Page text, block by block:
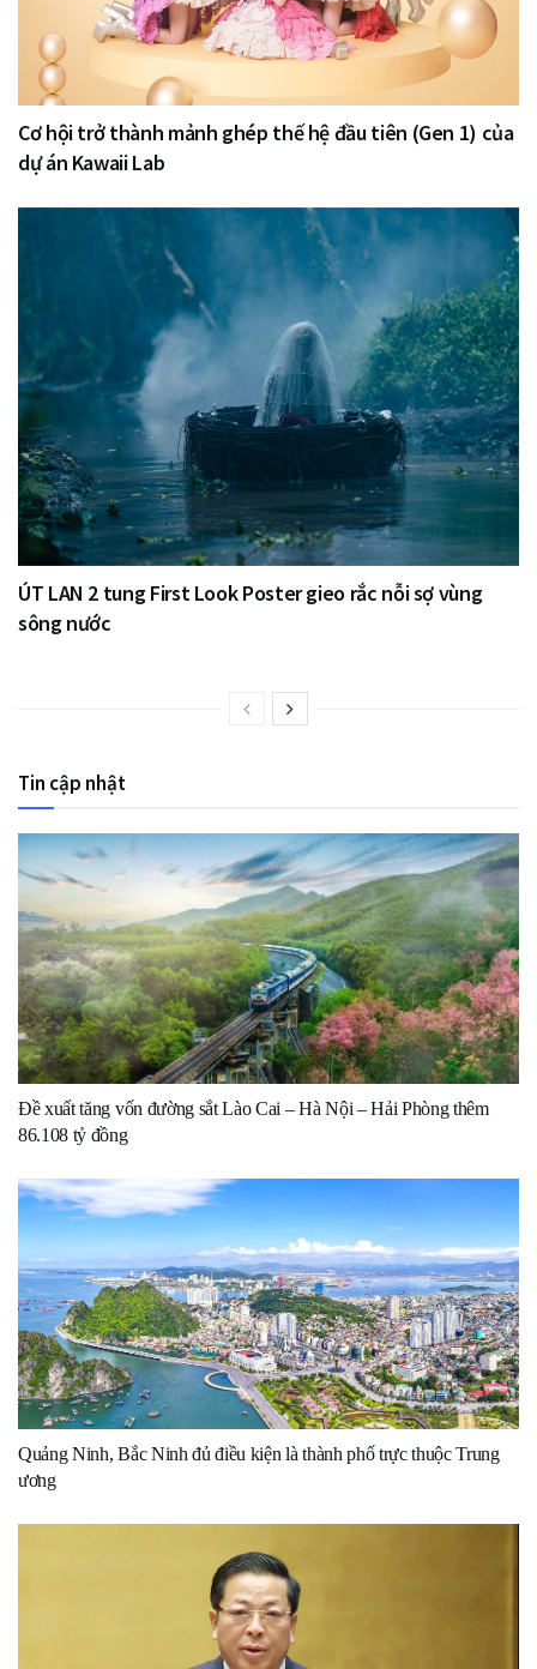
Cơ hội trở thành mảnh ghép thế hệ đầu tiên (Gen 1) của
dự án Kawaii Lab
ÚT LAN 2 tung First Look Poster gieo rắc nỗi sợ vùng
sông nước
Tin cập nhật
Đề xuất tăng vốn đường sắt Lào Cai – Hà Nội – Hải Phòng thêm
86.108 tỷ đồng
Quảng Ninh, Bắc Ninh đủ điều kiện là thành phố trực thuộc Trung
ương